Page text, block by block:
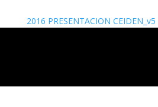
2016 PRESENTACION CEIDEN_v5